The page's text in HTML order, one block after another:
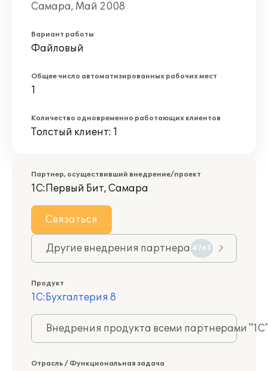
Самара, Май 2008
Вариант работы
Файловый
Общее число автоматизированных рабочих мест
1
Количество одновременно работающих клиентов
Толстый клиент: 1
Партнер, осуществивший внедрение/проект
1С:Первый Бит, Самара
Связаться
Другие внедрения партнера 4763
Продукт
1С:Бухгалтерия 8
Внедрения продукта всеми партнерами
Отрасль / Функциональная задача